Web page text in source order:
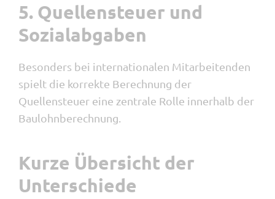
5. Quellensteuer und
Sozialabgaben
Besonders bei internationalen Mitarbeitenden
spielt die korrekte Berechnung der
Quellensteuer eine zentrale Rolle innerhalb der
Baulohnberechnung.
Kurze Übersicht der
Unterschiede